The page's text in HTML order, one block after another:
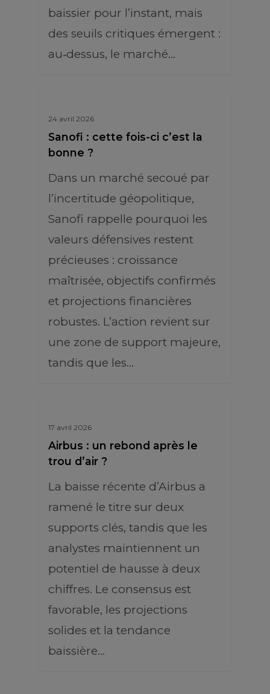
baissier pour l’instant, mais
des seuils critiques émergent :
au‑dessus, le marché…
24 avril 2026
Sanofi : cette fois-ci c’est la
bonne ?
Dans un marché secoué par
l’incertitude géopolitique,
Sanofi rappelle pourquoi les
valeurs défensives restent
précieuses : croissance
maîtrisée, objectifs confirmés
et projections financières
robustes. L’action revient sur
une zone de support majeure,
tandis que les…
17 avril 2026
Airbus : un rebond après le
trou d’air ?
La baisse récente d’Airbus a
ramené le titre sur deux
supports clés, tandis que les
analystes maintiennent un
potentiel de hausse à deux
chiffres. Le consensus est
favorable, les projections
solides et la tendance
baissière…